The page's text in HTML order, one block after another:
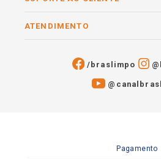
ATENDIMENTO
/braslimpo
Pagamento